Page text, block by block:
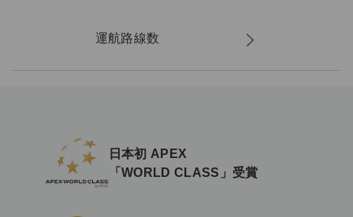
運航路線数
日本初 APEX
「WORLD CLASS」受賞